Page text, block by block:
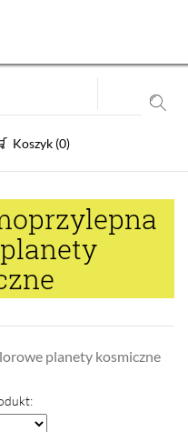
Koszyk (0)
planety kosmiczne